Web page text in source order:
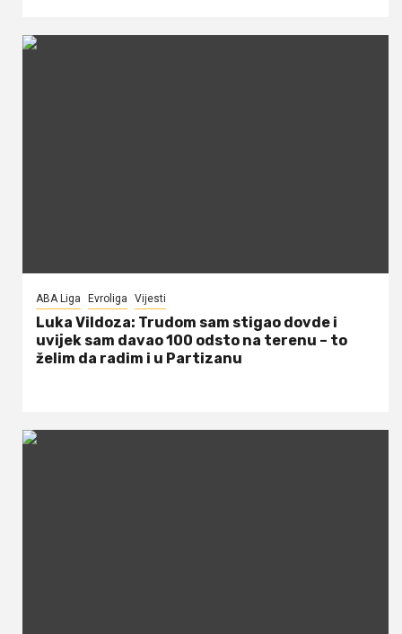
ABA Liga Evroliga Vijesti
Luka Vildoza: Trudom sam stigao dovde i
uvijek sam davao 100 odsto na terenu – to
želim da radim i u Partizanu